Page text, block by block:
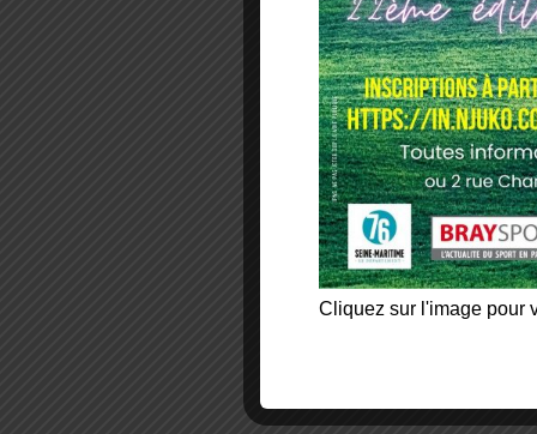
Cliquez sur l'image pour